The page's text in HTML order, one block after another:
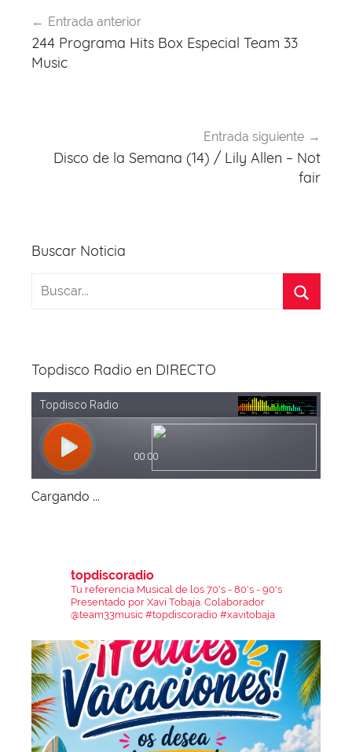
de
entradas
Entrada anterior
244 Programa Hits Box Especial Team 33
Music
Entrada siguiente
Disco de la Semana (14) / Lily Allen – Not
fair
Buscar Noticia
Topdisco Radio en DIRECTO
Cargando ...
topdiscoradio
Tu referencia Musical de los 70's - 80's - 90's
Presentado por Xavi Tobaja. Colaborador
@team33music #topdiscoradio #xavitobaja